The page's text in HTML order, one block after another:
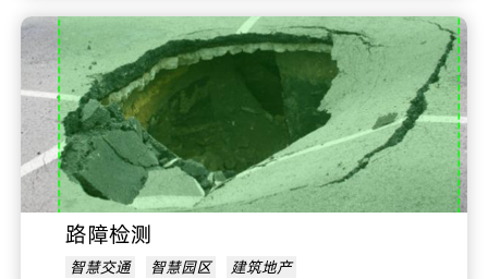
路障检测
智慧交通 智慧园区 建筑地产